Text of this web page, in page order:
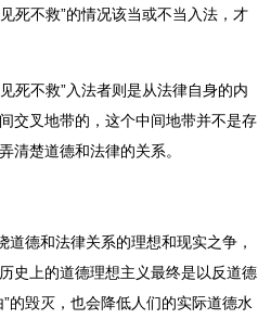
死不救”的情况该当或不当入法，才
死不救”入法者则是从法律自身的内
交叉地带的，这个中间地带并不是存
清楚道德和法律的关系。
道德和法律关系的理想和现实之争，
史上的道德理想主义最终是以反道德
的毁灭，也会降低人们的实际道德水